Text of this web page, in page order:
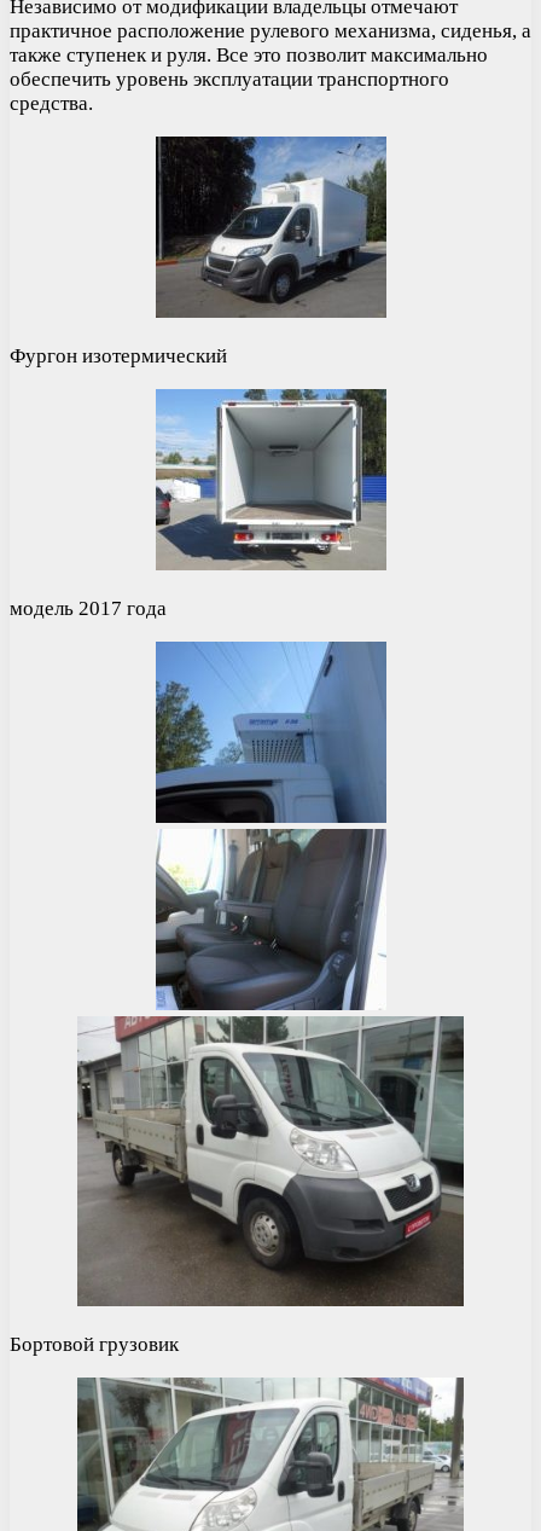
Независимо от модификации владельцы отмечают
практичное расположение рулевого механизма, сиденья, а
также ступенек и руля. Все это позволит максимально
обеспечить уровень эксплуатации транспортного
средства.
Фургон изотермический
модель 2017 года
Бортовой грузовик